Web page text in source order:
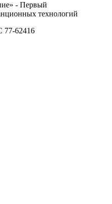
- Первый
технологий
62416